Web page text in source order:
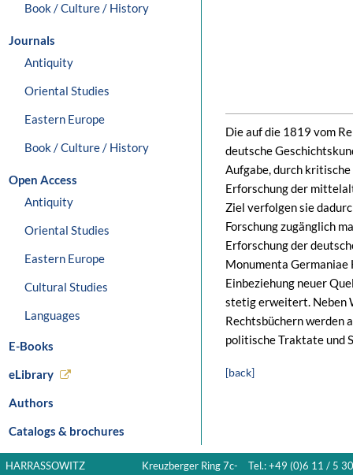
Book / Culture / History
Journals
Antiquity
Oriental Studies
Eastern Europe
Book / Culture / History
Open Access
Antiquity
Oriental Studies
Eastern Europe
Cultural Studies
Languages
E-Books
eLibrary
Authors
Catalogs & brochures
Die auf die 1819 vom
deutsche
Aufgabe, durch
Erforschung der
Ziel verfolgen sie
Forschung zugänglich
Erforschung der
Monumenta Germaniae
Einbeziehung neuer
stetig erweitert. Neben
Rechtsbüchern werden
politische Traktate und
[back]
HARRASSOWITZ
Kreuzberger Ring 7c-
Tel.: +49 (0)6 11 / 5